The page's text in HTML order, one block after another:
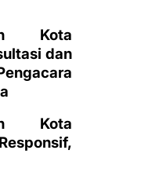
Kota
dan
Kota